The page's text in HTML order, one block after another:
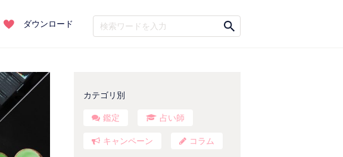
ダウンロード
カテゴリ別
鑑定 占い師
キャンペーン コラム